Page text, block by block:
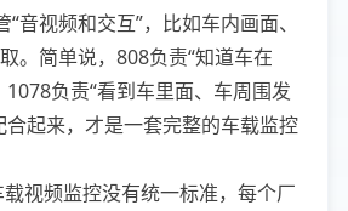
“音视频和交互”，比如车内画面、
。简单说，808负责“知道车在
1078负责“看到车里面、车周围发
合起来，才是一套完整的车载监控
视频监控没有统一标准，每个厂